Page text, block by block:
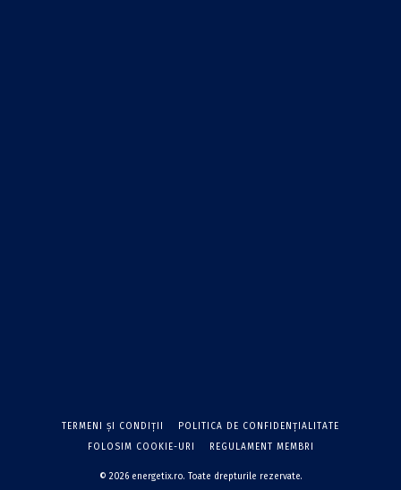
TERMENI ŞI CONDIŢII
POLITICA DE CONFIDENŢIALITATE
FOLOSIM COOKIE-URI
REGULAMENT MEMBRI
© 2026 energetix.ro. Toate drepturile rezervate.